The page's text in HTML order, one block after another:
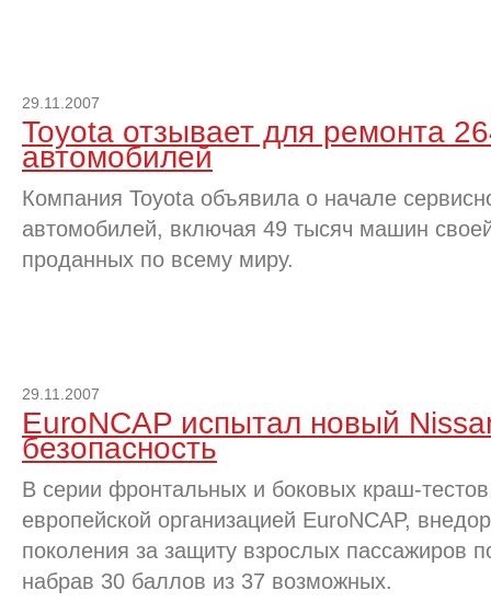
29.11.2007
Toyota отзывает для ремонта
автомобилей
Компания Toyota объявила о начале
автомобилей, включая 49 тысяч машин
проданных по всему миру.
29.11.2007
EuroNCAP испытал новый
безопасность
В серии фронтальных и боковых краш-
европейской организацией EuroNCAP,
поколения за защиту взрослых пассажиров
набрав 30 баллов из 37 возможных.